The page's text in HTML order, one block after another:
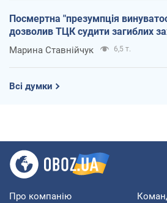
Посмертна "презумпція
дозволив ТЦК судити загиблих
Марина Ставнійчук 6,5 т.
Всі думки
Про компанію